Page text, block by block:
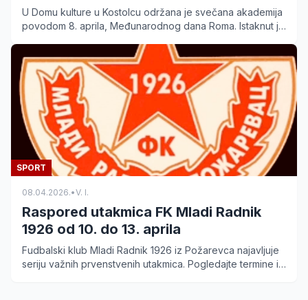
U Domu kulture u Kostolcu održana je svečana akademija
povodom 8. aprila, Međunarodnog dana Roma. Istaknut je
SPORT
08.04.2026.•V. I.
Raspored utakmica FK Mladi Radnik
1926 od 10. do 13. aprila
Fudbalski klub Mladi Radnik 1926 iz Požarevca najavljuje
seriju važnih prvenstvenih utakmica. Pogledajte termine i